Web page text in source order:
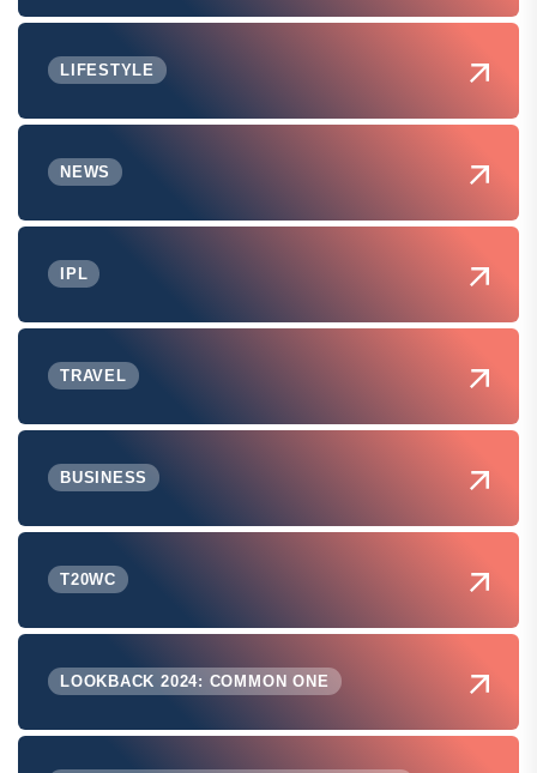
LIFESTYLE
NEWS
IPL
TRAVEL
BUSINESS
T20WC
LOOKBACK 2024: COMMON ONE